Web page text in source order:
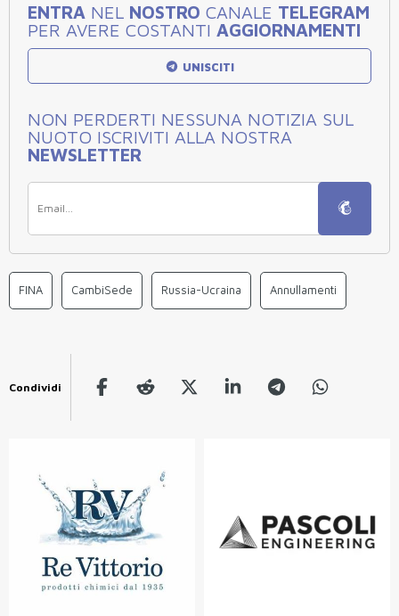
ENTRA NEL NOSTRO CANALE TELEGRAM
PER AVERE COSTANTI AGGIORNAMENTI
UNISCITI
NON PERDERTI NESSUNA NOTIZIA SUL
NUOTO ISCRIVITI ALLA NOSTRA
NEWSLETTER
FINA CambiSede Russia-Ucraina Annullamenti
Condividi